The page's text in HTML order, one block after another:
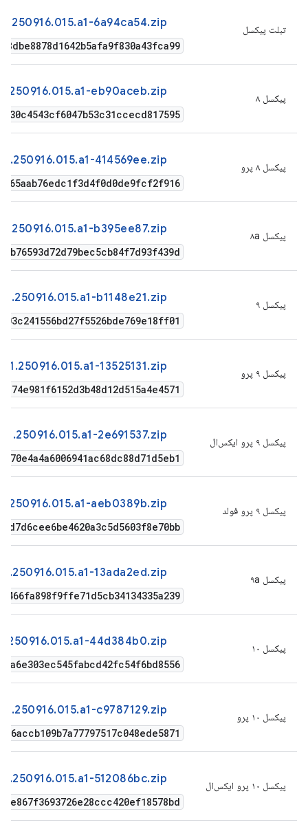
تبلت پیکسل 6a94ca54.zip
پیکسل ۸ eb90aceb.zip
پیکسل ۸ پرو 414569ee.zip
پیکسل ۸a b395ee87.zip
پیکسل ۹ b1148e21.zip
پیکسل ۹ پرو 13525131.zip
پیکسل ۹ پرو ایکس‌ال 2e691537.zip
پیکسل ۹ پرو فولد aeb0389b.zip
پیکسل ۹a 13ada2ed.zip
پیکسل ۱۰ 44d384b0.zip
پیکسل ۱۰ پرو c9787129.zip
پیکسل ۱۰ پرو ایکس‌ال 512086bc.zip